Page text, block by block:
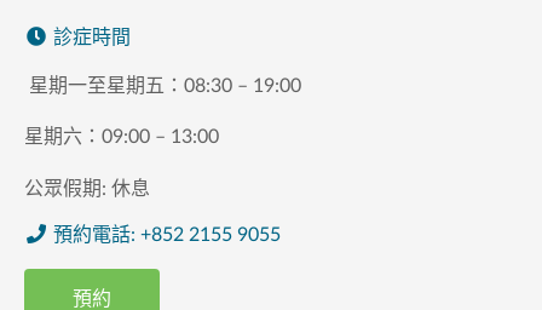
診症時間
星期一至星期五： 08:30 – 19:00
星期六： 09:00 – 13:00
公眾假期: 休息
預約電話: +852 2155 9055
預約